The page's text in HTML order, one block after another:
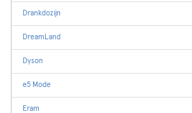
Drankdozijn
DreamLand
Dyson
e5 Mode
Eram